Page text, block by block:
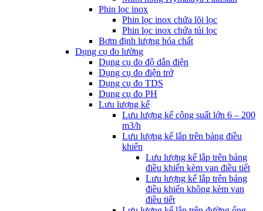
Phin lọc inox
Phin lọc inox chứa lõi lọc
Phin lọc inox chứa túi lọc
Bơm định lượng hóa chất
Dụng cụ đo lường
Dụng cụ đo độ dẫn điện
Dụng cụ đo điện trở
Dụng cụ đo TDS
Dụng cụ đo PH
Lưu lượng kế
Lưu lượng kế công suất lớn 6 – 200
m3/h
Lưu lượng kế lắp trên bảng điều
khiển
Lưu lượng kế lắp trên bảng
điều khiển kèm van điều tiết
Lưu lượng kế lắp trên bảng
điều khiển không kèm van
điều tiết